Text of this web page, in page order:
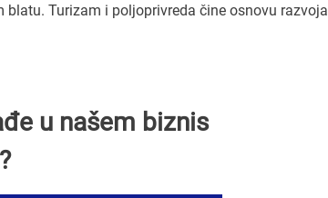
Turizam i poljoprivreda čine osnovu razvoja
u našem biznis